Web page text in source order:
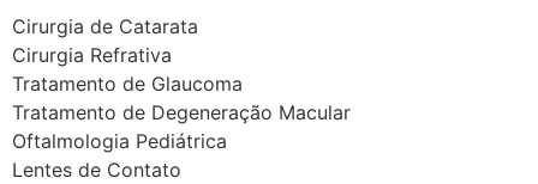
Cirurgia de Catarata
Cirurgia Refrativa
Tratamento de Glaucoma
Tratamento de Degeneração Macular
Oftalmologia Pediátrica
Lentes de Contato